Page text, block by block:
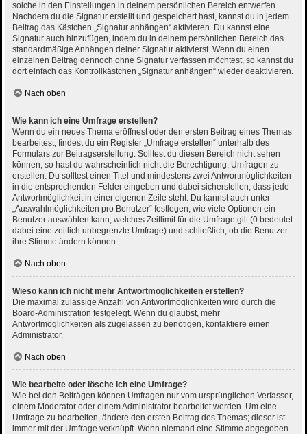
solche in den Einstellungen in deinem persönlichen Bereich entwerfen.
Nachdem du die Signatur erstellt und gespeichert hast, kannst du in jedem
Beitrag das Kästchen „Signatur anhängen“ aktivieren. Du kannst eine
Signatur auch hinzufügen, indem du in deinem persönlichen Bereich das
standardmäßige Anhängen deiner Signatur aktivierst. Wenn du einen
einzelnen Beitrag dennoch ohne Signatur verfassen möchtest, so kannst du
dort einfach das Kontrollkästchen „Signatur anhängen“ wieder deaktivieren.
Nach oben
Wie kann ich eine Umfrage erstellen?
Wenn du ein neues Thema eröffnest oder den ersten Beitrag eines Themas
bearbeitest, findest du ein Register „Umfrage erstellen“ unterhalb des
Formulars zur Beitragserstellung. Solltest du diesen Bereich nicht sehen
können, so hast du wahrscheinlich nicht die Berechtigung, Umfragen zu
erstellen. Du solltest einen Titel und mindestens zwei Antwortmöglichkeiten
in die entsprechenden Felder eingeben und dabei sicherstellen, dass jede
Antwortmöglichkeit in einer eigenen Zeile steht. Du kannst auch unter
„Auswahlmöglichkeiten pro Benutzer“ festlegen, wie viele Optionen ein
Benutzer auswählen kann, welches Zeitlimit für die Umfrage gilt (0 bedeutet
dabei eine zeitlich unbegrenzte Umfrage) und schließlich, ob die Benutzer
ihre Stimme ändern können.
Nach oben
Wieso kann ich nicht mehr Antwortmöglichkeiten erstellen?
Die maximal zulässige Anzahl von Antwortmöglichkeiten wird durch die
Board-Administration festgelegt. Wenn du glaubst, mehr
Antwortmöglichkeiten als zugelassen zu benötigen, kontaktiere einen
Administrator.
Nach oben
Wie bearbeite oder lösche ich eine Umfrage?
Wie bei den Beiträgen können Umfragen nur vom ursprünglichen Verfasser,
einem Moderator oder einem Administrator bearbeitet werden. Um eine
Umfrage zu bearbeiten, ändere den ersten Beitrag des Themas; dieser ist
immer mit der Umfrage verknüpft. Wenn niemand eine Stimme abgegeben